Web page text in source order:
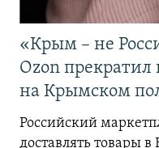
«Крым – не
Ozon прекратил
на Крымском
Российский
доставлять товары